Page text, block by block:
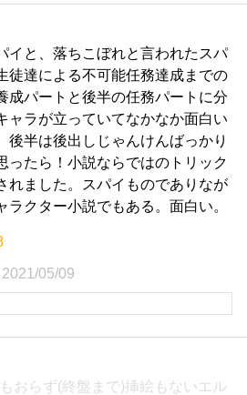
イと、落ちこぼれと言われたスパ
徒達による不可能任務達成までの
成パートと後半の任務パートに分
ャラが立っていてなかなか面白い
後半は後出しじゃんけんばっかり
ったら！小説ならではのトリック
れました。スパイものでありなが
ラクター小説でもある。面白い。
2021/05/09
おらず(終盤まで)挿絵もないエル